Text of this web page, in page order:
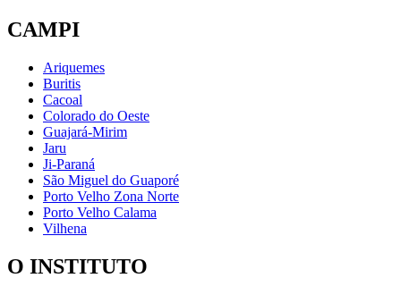
CAMPI
Ariquemes
Buritis
Cacoal
Colorado do Oeste
Guajará-Mirim
Jaru
Ji-Paraná
São Miguel do Guaporé
Porto Velho Zona Norte
Porto Velho Calama
Vilhena
O INSTITUTO